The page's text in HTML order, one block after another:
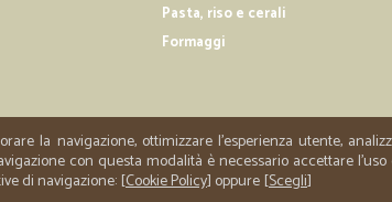
Pasta, riso e cerali
Formaggi
la navigazione, ottimizzare l'esperienza utente,
con questa modalità è necessario accettare
di navigazione: [Cookie Policy] oppure [Scegli]